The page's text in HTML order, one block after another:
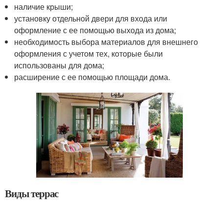
наличие крыши;
установку отдельной двери для входа или
оформление с ее помощью выхода из дома;
необходимость выбора материалов для внешнего
оформления с учетом тех, которые были
использованы для дома;
расширение с ее помощью площади дома.
Виды террас